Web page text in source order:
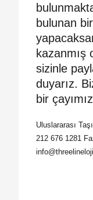
bulunan
kazanmış
sizinle
duyarız.
bir
Uluslararası
212 676 1281